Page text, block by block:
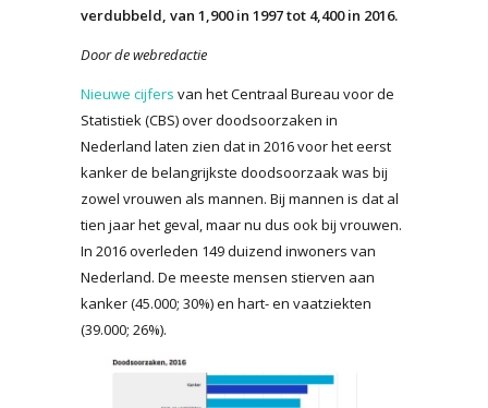
verdubbeld, van 1,900 in 1997 tot 4,400 in 2016.
Door de webredactie
Nieuwe cijfers van het Centraal Bureau voor de
Statistiek (CBS) over doodsoorzaken in
Nederland laten zien dat in 2016 voor het eerst
kanker de belangrijkste doodsoorzaak was bij
zowel vrouwen als mannen. Bij mannen is dat al
tien jaar het geval, maar nu dus ook bij vrouwen.
In 2016 overleden 149 duizend inwoners van
Nederland. De meeste mensen stierven aan
kanker (45.000; 30%) en hart- en vaatziekten
(39.000; 26%).